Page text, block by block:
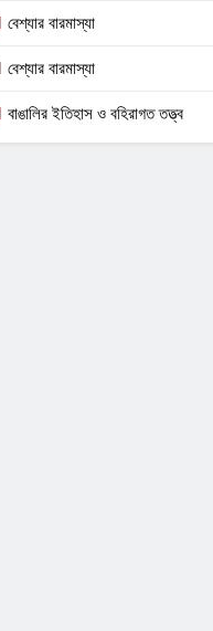
বেশ্যার বারমাস্যা
বেশ্যার বারমাস্যা
বাঙালির ইতিহাস ও বহিরাগত তত্ত্ব